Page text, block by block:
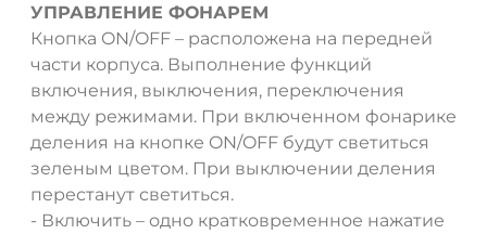
УПРАВЛЕНИЕ ФОНАРЕМ
Кнопка ON/OFF – расположена на передней
части корпуса. Выполнение функций
включения, выключения, переключения
между режимами. При включенном фонарике
деления на кнопке ON/OFF будут светиться
зеленым цветом. При выключении деления
перестанут светиться.
- Включить – одно кратковременное нажатие
ДА НЕТ